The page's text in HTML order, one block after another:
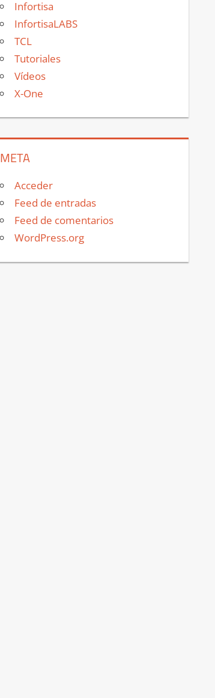
Infortisa
InfortisaLABS
TCL
Tutoriales
Vídeos
X-One
META
Acceder
Feed de entradas
Feed de comentarios
WordPress.org